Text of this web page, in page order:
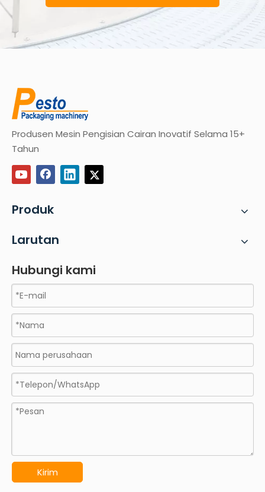
Produsen Mesin Pengisian Cairan Inovatif Selama 15+
Tahun
Produk
Larutan
Hubungi kami
Kirim